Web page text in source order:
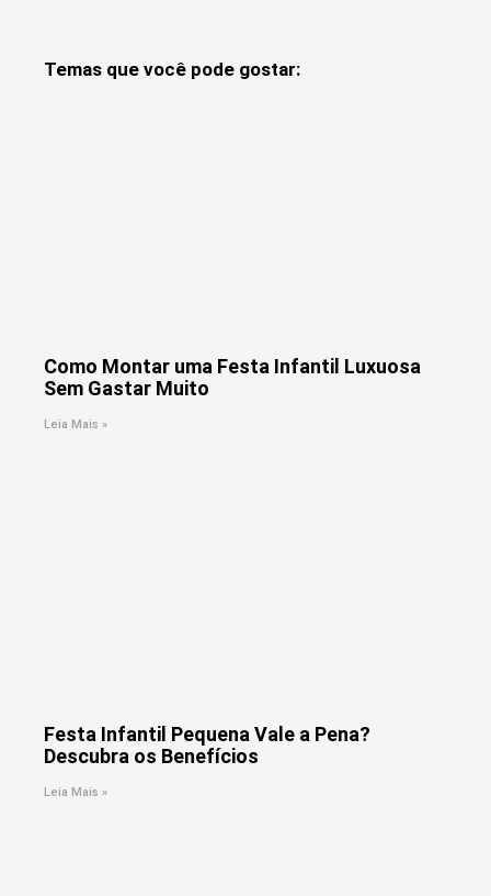
Temas que você pode gostar:
Como Montar uma Festa Infantil Luxuosa
Sem Gastar Muito
Leia Mais »
Festa Infantil Pequena Vale a Pena?
Descubra os Benefícios
Leia Mais »